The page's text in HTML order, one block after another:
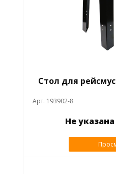
Стол для
Арт. 193902-8
Не указана